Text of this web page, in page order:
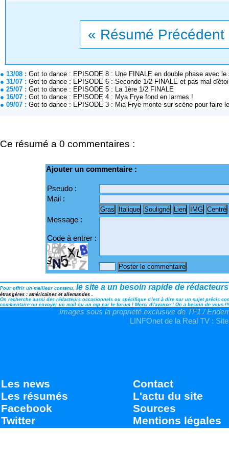
« Résumé Précédent
● 13/08 : Got to dance : EPISODE 8 : Une FINALE en double phase avec
● 31/07 : Got to dance : EPISODE 6 : Seconde 1/2 FINALE et pas mal
● 25/07 : Got to dance : EPISODE 5 : La 1ère 1/2 FINALE
● 16/07 : Got to dance : EPISODE 4 : Mya Frye fond en larmes !
● 09/07 : Got to dance : EPISODE 3 : Mia Frye monte sur scène pour faire
Ce résumé a 0 commentaires :
Ajouter un commentaire :
Pseudo :
Mail :
Message :
Code à entrer :
Pour offrir un meilleur contenu, le site a un besoin rapide de rédacteurs
étrangères : américaines et allemandes .
On recherche aussi des rédacteurs occasionnels ou spécifique c\'est à dire sur un sujet précis
commentaire ou envoyer un mail ou un mp par le forum ! Merci d\'avance ! On a besoin de vous !!!
Images sous la propriété exclusive de TF1 /
LINFOnet de la Real TV :
Les news
Les résumés
Facebook
Twitter
Contact
L'actu du site
Sources
Mentions légales